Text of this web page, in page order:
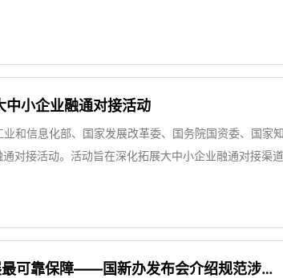
小企业融通对接活动
和信息化部、国家发展改革委、国务院国资委、国家
对接活动。活动旨在深化拓展大中小企业融通对接渠
最可靠保障——国新办发布会介绍规范涉…